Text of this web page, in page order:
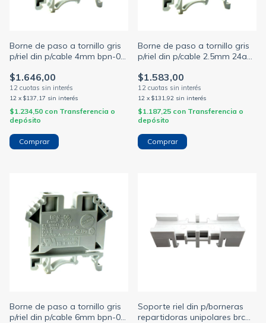
Borne de paso a tornillo gris
p/riel din p/cable 4mm bpn-04
$1.646,00
12 x $137,17 sin interés
$1.234,50 con Transferencia o
depósito
Borne de paso a tornillo gris
p/riel din p/cable 2.5mm 24a
$1.583,00
12 x $131,92 sin interés
$1.187,25 con Transferencia o
depósito
Borne de paso a tornillo gris
p/riel din p/cable 6mm bpn-06
Soporte riel din p/borneras
repartidoras unipolares brc